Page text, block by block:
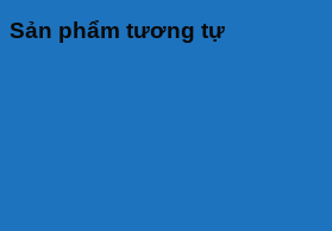
Sản phẩm tương tự